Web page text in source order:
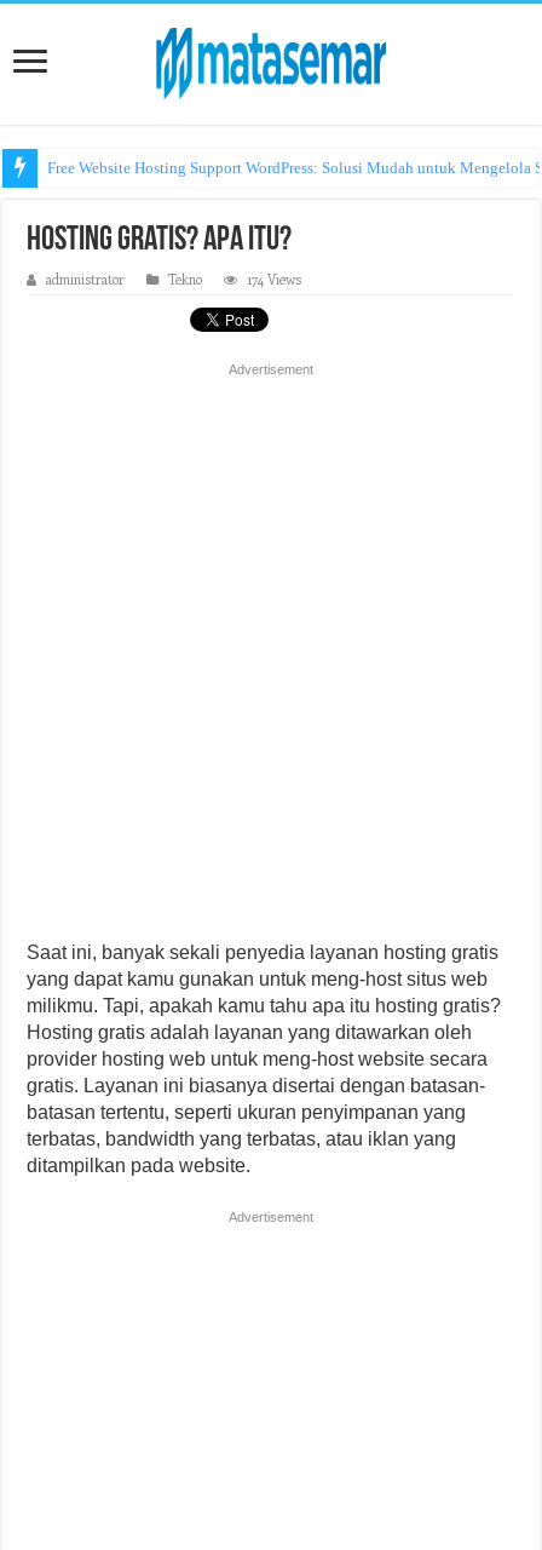
Free Website Hosting Support WordPress: Solusi Mudah untuk Mengelola
Hosting Gratis? Apa Itu?
administrator Tekno 174 Views
Advertisement
Saat ini, banyak sekali penyedia layanan hosting gratis
yang dapat kamu gunakan untuk meng-host situs web
milikmu. Tapi, apakah kamu tahu apa itu hosting gratis?
Hosting gratis adalah layanan yang ditawarkan oleh
provider hosting web untuk meng-host website secara
gratis. Layanan ini biasanya disertai dengan batasan-
batasan tertentu, seperti ukuran penyimpanan yang
terbatas, bandwidth yang terbatas, atau iklan yang
ditampilkan pada website.
Advertisement